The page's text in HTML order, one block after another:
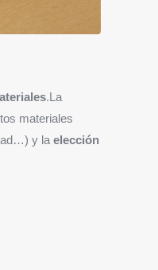
.La
materiales
y la elección